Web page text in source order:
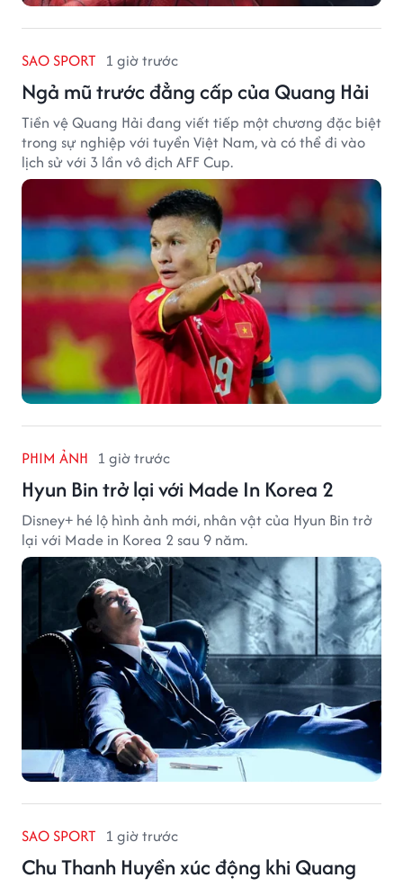
SAO SPORT 1 giờ trước
Ngả mũ trước đẳng cấp của Quang Hải
Tiền vệ Quang Hải đang viết tiếp một chương đặc biệt
trong sự nghiệp với tuyển Việt Nam, và có thể đi vào
lịch sử với 3 lần vô địch AFF Cup.
PHIM ẢNH 1 giờ trước
Hyun Bin trở lại với Made In Korea 2
Disney+ hé lộ hình ảnh mới, nhân vật của Hyun Bin trở
lại với Made in Korea 2 sau 9 năm.
SAO SPORT 1 giờ trước
Chu Thanh Huyền xúc động khi Quang